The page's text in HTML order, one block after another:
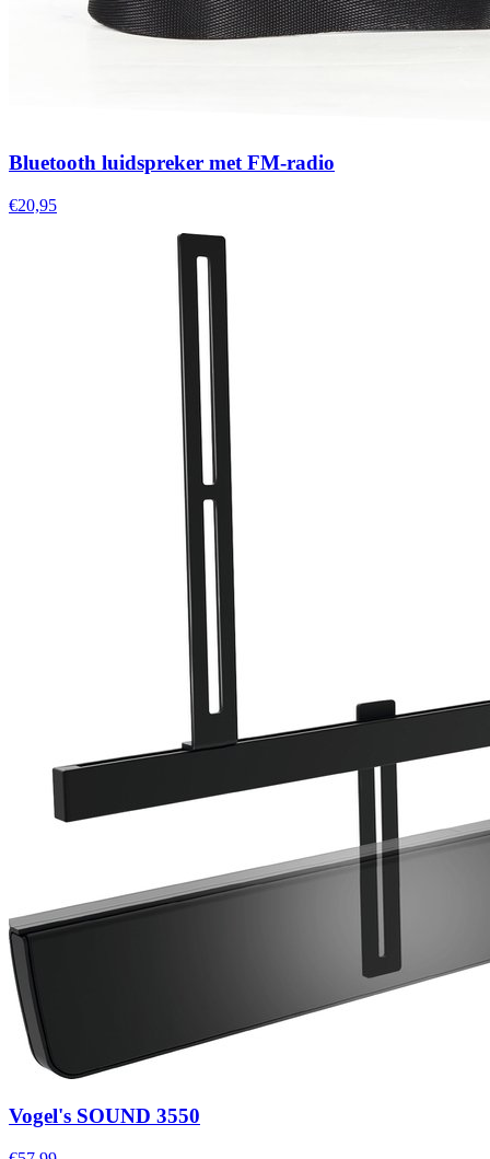
Bluetooth luidspreker met FM-radio
€20,95
Vogel's SOUND 3550